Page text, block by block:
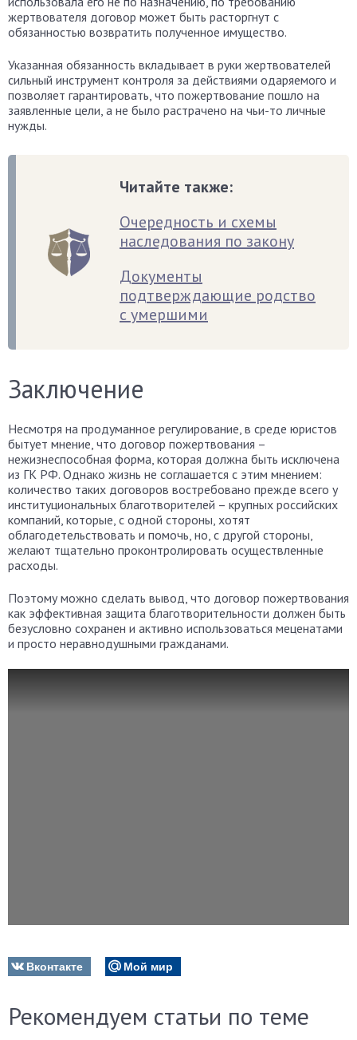
жертвователя договор может быть расторгнут с
обязанностью возвратить полученное имущество.
Указанная обязанность вкладывает в руки жертвователей
сильный инструмент контроля за действиями одаряемого и
позволяет гарантировать, что пожертвование пошло на
заявленные цели, а не было растрачено на чьи-то личные
нужды.
Читайте также:
Очередность и схемы
наследования по закону
Документы
подтверждающие родство
с умершими
Заключение
Несмотря на продуманное регулирование, в среде юристов
бытует мнение, что договор пожертвования –
нежизнеспособная форма, которая должна быть исключена
из ГК РФ. Однако жизнь не соглашается с этим мнением:
количество таких договоров востребовано прежде всего у
институциональных благотворителей – крупных российских
компаний, которые, с одной стороны, хотят
облагодетельствовать и помочь, но, с другой стороны,
желают тщательно проконтролировать осуществленные
расходы.
Поэтому можно сделать вывод, что договор пожертвования
как эффективная защита благотворительности должен быть
безусловно сохранен и активно использоваться меценатами
и просто неравнодушными гражданами.
Вконтакте Мой мир
Рекомендуем статьи по теме